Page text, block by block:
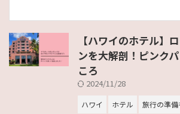
【ハワイのホテル】
ンを大解剖！ピンク
ころ
2024/11/28
ハワイ ホテル 旅行の準備